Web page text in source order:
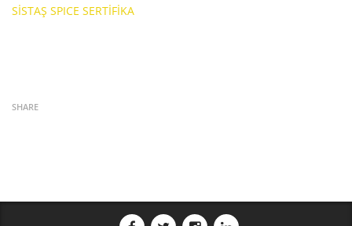
SİSTAŞ SPICE SERTİFİKA
SHARE